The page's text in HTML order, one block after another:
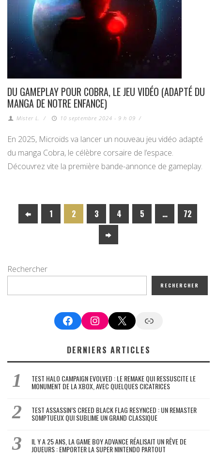
DU GAMEPLAY POUR COBRA, LE JEU VIDÉO (ADAPTÉ DU
MANGA DE NOTRE ENFANCE)
Mister L. / 10 septembre 2024 - 9 h 09 /
En 2025, Microïds va lancer un nouveau jeu vidéo adapté
du manga Cobra, le célèbre corsaire de l’espace.
Découvrez vite la première bande-annonce de gameplay.
1 2 3 4 5 … 72
Rechercher
RECHERCHER
FacebookInstagram
X Google News
DERNIERS ARTICLES
TEST HALO CAMPAIGN EVOLVED : LE REMAKE QUI RESSUSCITE LE
MONUMENT DE LA XBOX, AVEC QUELQUES CICATRICES
TEST ASSASSIN’S CREED BLACK FLAG RESYNCED : UN REMASTER
SOMPTUEUX QUI SUBLIME UN GRAND CLASSIQUE
IL Y A 25 ANS, LA GAME BOY ADVANCE RÉALISAIT UN RÊVE DE
JOUEURS : EMPORTER LA SUPER NINTENDO PARTOUT